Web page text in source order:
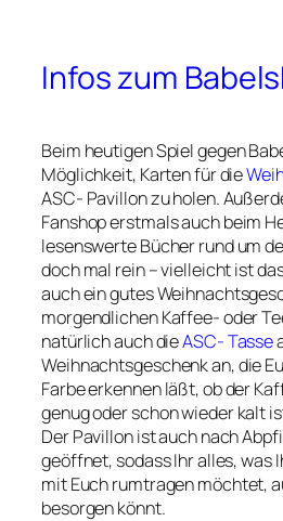
Infos zum
Beim heutigen Spiel gegen
Möglichkeit, Karten für die
ASC- Pavillon zu holen.
Fanshop erstmals auch beim
lesenswerte Bücher rund um
doch mal rein – vielleicht ist
auch ein gutes
morgendlichen Kaffee- oder
natürlich auch dieASC- Tasse
Weihnachtsgeschenk an, die
Farbe erkennen läßt, ob der
genug oder schon wieder kalt
Der Pavillon ist auch nach
geöffnet, sodass Ihr alles, was
mit Euch rumtragen möchtet,
besorgen könnt.